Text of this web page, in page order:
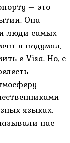
– это
Она
люди самых
я подумал,
e-Visa. Но, с
–
языках.
нас